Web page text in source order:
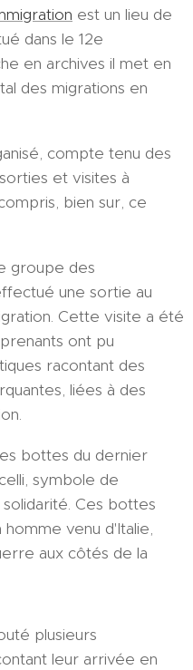
est un lieu de
dans le 12e
en archives il met en
des migrations en
compte tenu des
et visites à
bien sur, ce
groupe des
une sortie au
Cette visite a été
ont pu
racontant des
liées à des
bottes du dernier
symbole de
Ces bottes
venu d'Italie,
aux côtés de la
plusieurs
leur arrivée en